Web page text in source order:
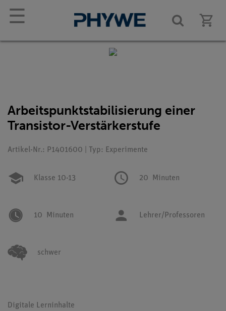
☰
Arbeitspunktstabilisierung einer
Transistor-Verstärkerstufe
Artikel-Nr.: P1401600 | Typ: Experimente
Klasse 10-13 20 Minuten
10 Minuten Lehrer/Professoren
schwer
Digitale Lerninhalte